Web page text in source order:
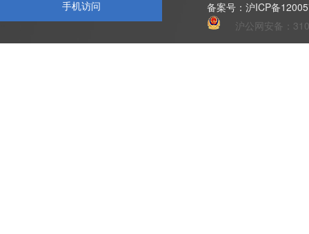
手机访问
备案号： 沪ICP备
沪公网安备：